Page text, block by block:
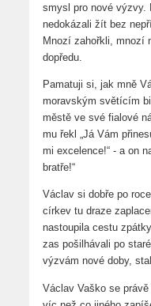
smysl pro nové výzvy.
nedokázali žít bez
Mnozí zahořkli, mnozí
dopředu.
Pamatuji si, jak mně
moravským světícím
městě ve své fialové
mu řekl „Já Vám
mi excelence!“ - a on
bratře!“
Václav si dobře po
církev tu draze
nastoupila cestu
zas pošilhávali po
výzvám nové doby,
Václav Vaško se